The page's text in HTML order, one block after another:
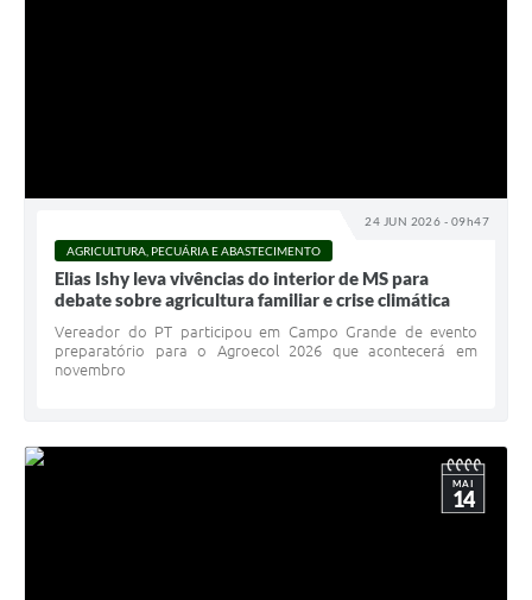
24 JUN 2026 - 09h47
AGRICULTURA, PECUÁRIA E ABASTECIMENTO
Elias Ishy leva vivências do interior de MS para
debate sobre agricultura familiar e crise climática
Vereador do PT participou em Campo Grande de evento
preparatório para o Agroecol 2026 que acontecerá em
novembro
MAI
14